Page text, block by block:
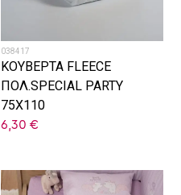
038417
ΚΟΥΒΕΡΤΑ FLEECE
ΠΟΛ.SPECIAL PARTY
75X110
6,30 €